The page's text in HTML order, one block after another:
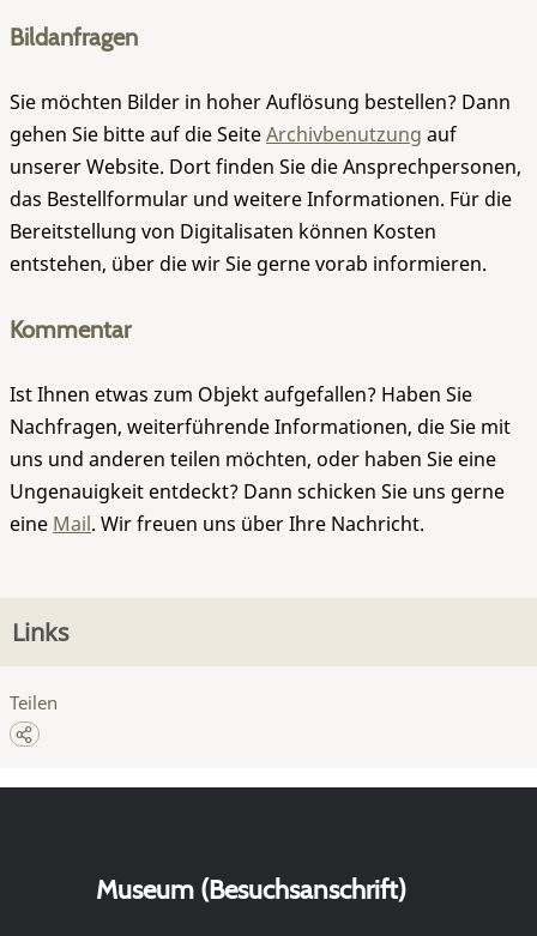
Bildanfragen
Sie möchten Bilder in hoher Auflösung bestellen? Dann
gehen Sie bitte auf die SeiteArchivbenutzung auf
unserer Website. Dort finden Sie die Ansprechpersonen,
das Bestellformular und weitere Informationen. Für die
Bereitstellung von Digitalisaten können Kosten
entstehen, über die wir Sie gerne vorab informieren.
Kommentar
Ist Ihnen etwas zum Objekt aufgefallen? Haben Sie
Nachfragen, weiterführende Informationen, die Sie mit
uns und anderen teilen möchten, oder haben Sie eine
Ungenauigkeit entdeckt? Dann schicken Sie uns gerne
eine Mail. Wir freuen uns über Ihre Nachricht.
Links
Teilen
Museum (Besuchsanschrift)